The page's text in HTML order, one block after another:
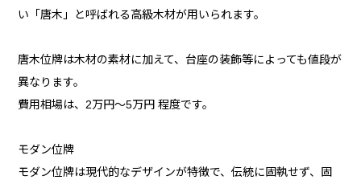
い「唐木」と呼ばれる高級木材が用いられます。
唐木位牌は木材の素材に加えて、台座の装飾等によっても値段が
異なります。
費用相場は、2万円～5万円 程度です。
モダン位牌
モダン位牌は現代的なデザインが特徴で、伝統に固執せず、固